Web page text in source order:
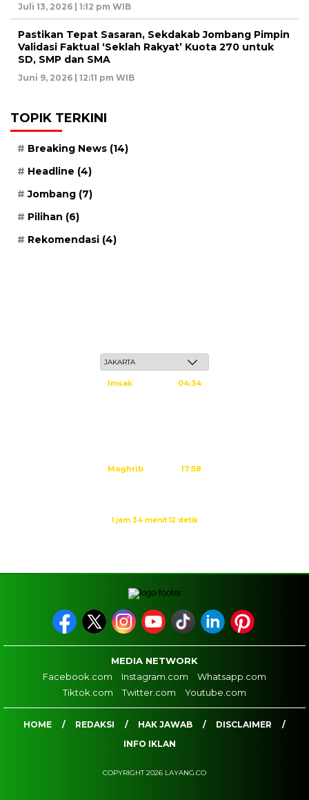
Juli 13, 2026 | 1:12 pm WIB
Pastikan Tepat Sasaran, Sekdakab Jombang Pimpin
Validasi Faktual ‘Seklah Rakyat’ Kuota 270 untuk
SD, SMP dan SMA
Juni 9, 2026 | 12:11 pm WIB
TOPIK TERKINI
Breaking News (14)
Headline (4)
Jombang (7)
Pilihan (6)
Rekomendasi (4)
Imsak 04:34
Maghrib 17:58
1 jam 34 menit 12 detik
MEDIA NETWORK
Facebook.com
Instagram.com
Whatsapp.com
Tiktok.com
Twitter.com Youtube.com
HOME REDAKSI HAK JAWAB
DISCLAIMER
INFO IKLAN
COPYRIGHT 2026 LAYANG.CO